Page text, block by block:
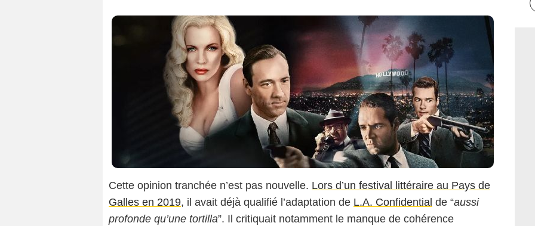
Cette opinion tranchée n’est pas nouvelle. Lors d’un festival littéraire au Pays de
Galles en 2019, il avait déjà qualifié l’adaptation de L.A. Confidential de “aussi
profonde qu’une tortilla”. Il critiquait notamment le manque de cohérence